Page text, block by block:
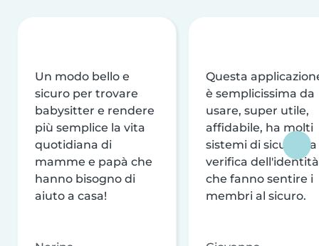
Un modo bello e
sicuro per trovare
babysitter e rendere
più semplice la vita
quotidiana di
mamme e papà che
hanno bisogno di
aiuto a casa!
Questa
è semplicissima da
usare, super utile,
affidabile, ha molti
sistemi di sicurezza
verifica dell'identità
che fanno sentire i
membri al sicuro.